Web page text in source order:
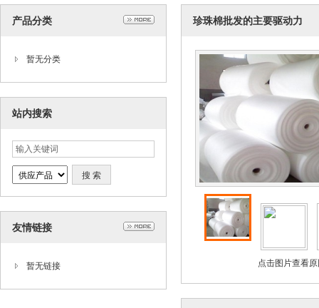
产品分类
暂无分类
站内搜索
友情链接
暂无链接
珍珠棉批发的主要驱动力
点击图片查看原